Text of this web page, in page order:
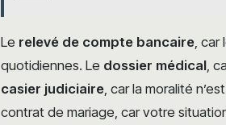
Le relevé de compte bancaire ,
quotidiennes. Le dossier médical ,
casier judiciaire , car la moralité
contrat de mariage, car votre